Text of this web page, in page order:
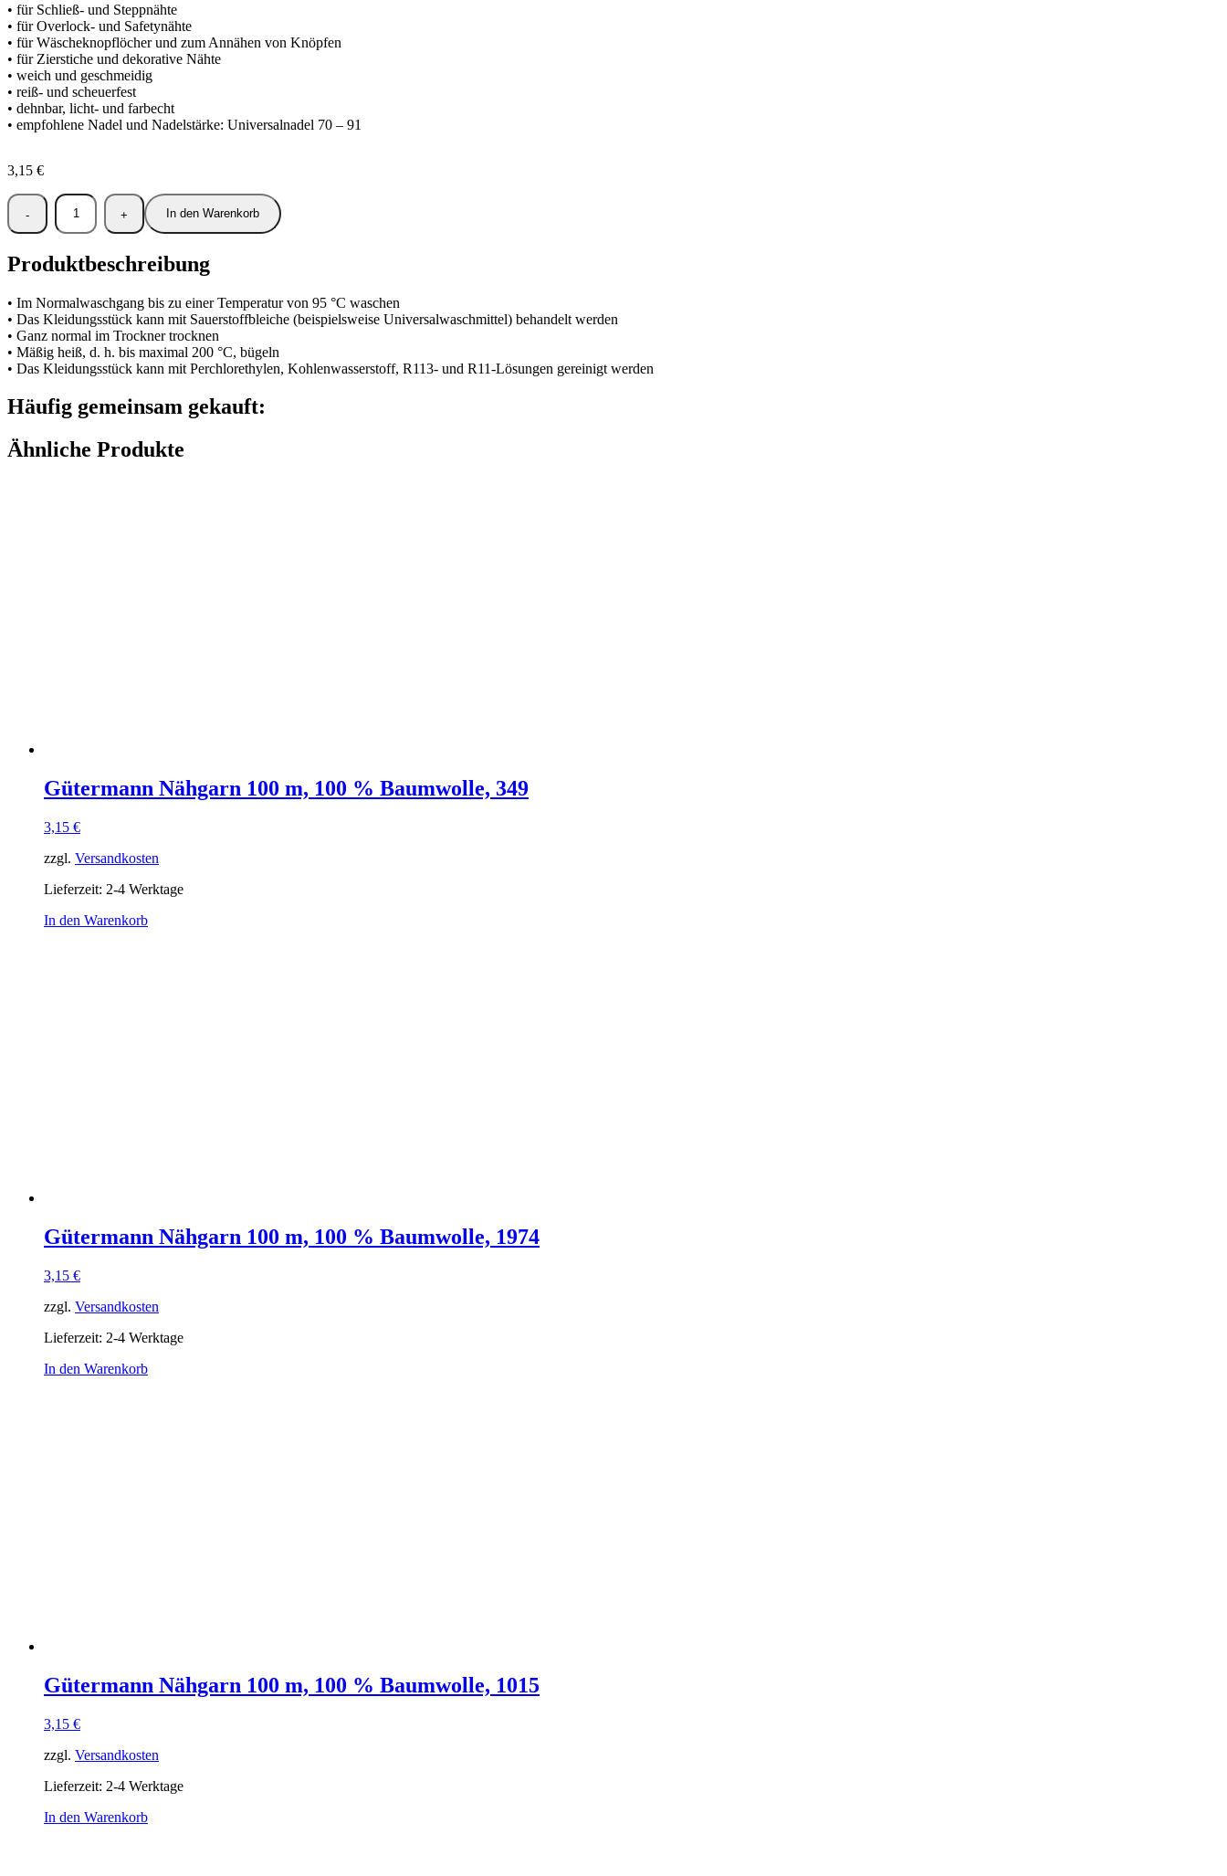
• für Schließ- und Steppnähte
• für Overlock- und Safetynähte
• für Wäscheknopflöcher und zum Annähen von Knöpfen
• für Zierstiche und dekorative Nähte
• weich und geschmeidig
• reiß- und scheuerfest
• dehnbar, licht- und farbecht
• empfohlene Nadel und Nadelstärke: Universalnadel 70 – 91
3,15 €
In den Warenkorb
Produktbeschreibung
• Im Normalwaschgang bis zu einer Temperatur von 95 °C waschen
• Das Kleidungsstück kann mit Sauerstoffbleiche (beispielsweise Universalwaschmittel) behandelt werden
• Ganz normal im Trockner trocknen
• Mäßig heiß, d. h. bis maximal 200 °C, bügeln
• Das Kleidungsstück kann mit Perchlorethylen, Kohlenwasserstoff, R113- und R11-Lösungen gereinigt werden
Häufig gemeinsam gekauft:
Ähnliche Produkte
Gütermann Nähgarn 100 m, 100 % Baumwolle, 349
3,15 €
zzgl. Versandkosten
Lieferzeit: 2-4 Werktage
In den Warenkorb
Gütermann Nähgarn 100 m, 100 % Baumwolle, 1974
3,15 €
zzgl. Versandkosten
Lieferzeit: 2-4 Werktage
In den Warenkorb
Gütermann Nähgarn 100 m, 100 % Baumwolle, 1015
3,15 €
zzgl. Versandkosten
Lieferzeit: 2-4 Werktage
In den Warenkorb